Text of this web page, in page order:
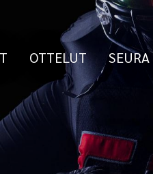
OTTELUT
SEURA